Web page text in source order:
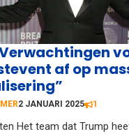
Verwachtingen
af op
2 JANUARI 2025 1
Het team dat Trump